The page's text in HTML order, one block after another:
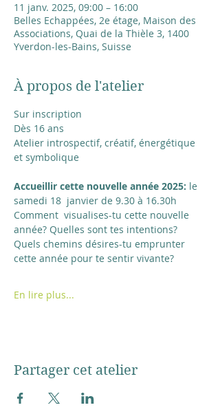
11 janv. 2025, 09:00 – 16:00
Belles Echappées, 2e étage, Maison des
Associations, Quai de la Thièle 3, 1400
Yverdon-les-Bains, Suisse
À propos de l'atelier
Sur inscription
Dès 16 ans
Atelier introspectif, créatif, énergétique
et symbolique
Accueillir cette nouvelle année 2025: le
samedi 18  janvier de 9.30 à 16.30h
Comment  visualises-tu cette nouvelle
année? Quelles sont tes intentions?
Quels chemins désires-tu emprunter
cette année pour te sentir vivante?
En lire plus...
Partager cet atelier